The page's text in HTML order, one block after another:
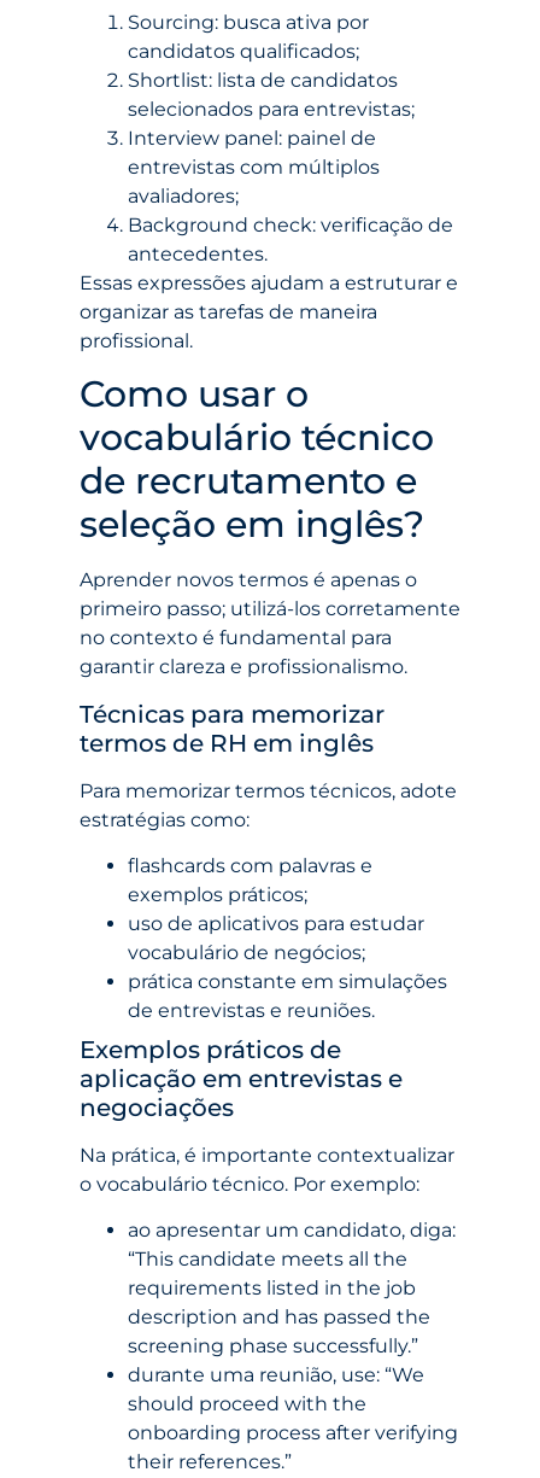
Sourcing: busca ativa por
candidatos qualificados;
Shortlist: lista de candidatos
selecionados para entrevistas;
Interview panel: painel de
entrevistas com múltiplos
avaliadores;
Background check: verificação de
antecedentes.
Essas expressões ajudam a estruturar e
organizar as tarefas de maneira
profissional.
Como usar o
vocabulário técnico
de recrutamento e
seleção em inglês?
Aprender novos termos é apenas o
primeiro passo; utilizá-los corretamente
no contexto é fundamental para
garantir clareza e profissionalismo.
Técnicas para memorizar
termos de RH em inglês
Para memorizar termos técnicos, adote
estratégias como:
flashcards com palavras e
exemplos práticos;
uso de aplicativos para estudar
vocabulário de negócios;
prática constante em simulações
de entrevistas e reuniões.
Exemplos práticos de
aplicação em entrevistas e
negociações
Na prática, é importante contextualizar
o vocabulário técnico. Por exemplo:
ao apresentar um candidato, diga:
“This candidate meets all the
requirements listed in the job
description and has passed the
screening phase successfully.”
durante uma reunião, use: “We
should proceed with the
onboarding process after verifying
their references.”